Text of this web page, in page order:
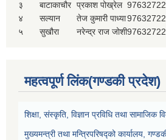
३
बाटाकाचौर प्रकाश पोख्रेल
४
सल्यान तेज कुमारी पाध्या
५
सुखौरा नरेन्द्र राज जोशी
महत्वपूर्ण लिंक(गण्डकी प्रदेश)
शिक्षा, संस्कृति, विज्ञान प्रविधि तथा सामाजिक
मुख्यमन्त्री तथा मन्त्रिपरिषद्को कार्यालय,